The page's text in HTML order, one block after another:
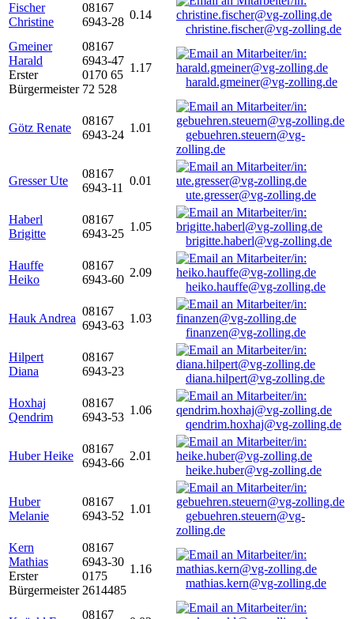
Fischer
Christine
08167
6943-28
0.14
christine.fischer@vg-zolling.de
Gmeiner
Harald
Erster
Bürgermeister
08167
6943-47
0170 65
72 528
1.17
harald.gmeiner@vg-zolling.de
Götz Renate
08167
6943-24
1.01
gebuehren.steuern@vg-
zolling.de
Gresser Ute
08167
6943-11
0.01
ute.gresser@vg-zolling.de
Haberl
Brigitte
08167
6943-25
1.05
brigitte.haberl@vg-zolling.de
Hauffe
Heiko
08167
6943-60
2.09
heiko.hauffe@vg-zolling.de
Hauk Andrea
08167
6943-63
1.03
finanzen@vg-zolling.de
Hilpert
Diana
08167
6943-23
diana.hilpert@vg-zolling.de
Hoxhaj
Qendrim
08167
6943-53
1.06
qendrim.hoxhaj@vg-zolling.de
Huber Heike
08167
6943-66
2.01
heike.huber@vg-zolling.de
Huber
Melanie
08167
6943-52
1.01
gebuehren.steuern@vg-
zolling.de
Kern
Mathias
Erster
Bürgermeister
08167
6943-30
0175
2614485
1.16
mathias.kern@vg-zolling.de
08167